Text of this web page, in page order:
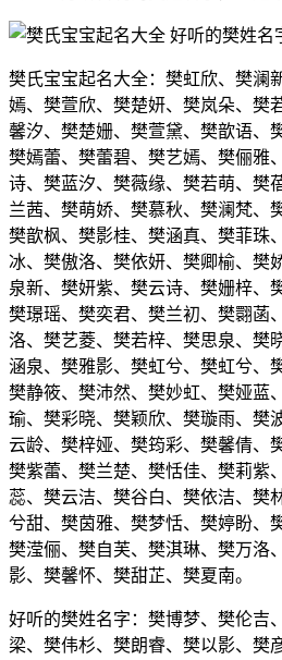
樊氏宝宝起名大全：樊虹欣、樊澜
嫣、樊萱欣、樊楚妍、樊岚朵、樊
馨汐、樊楚姗、樊萱黛、樊歆语、
樊嫣蕾、樊蕾碧、樊艺嫣、樊俪雅
诗、樊蓝汐、樊薇缘、樊若萌、樊
兰茜、樊萌娇、樊慕秋、樊澜梵、
樊歆枫、樊影桂、樊涵真、樊菲珠
冰、樊傲洛、樊依妍、樊卿榆、樊
泉新、樊妍紫、樊云诗、樊姗梓、
樊璟瑶、樊奕君、樊兰初、樊翾菡
洛、樊艺菱、樊若梓、樊思泉、樊
涵泉、樊雅影、樊虹兮、樊虹兮、
樊静筱、樊沛然、樊妙虹、樊娅蓝
瑜、樊彩晓、樊颖欣、樊璇雨、樊
云龄、樊梓娅、樊筠彩、樊馨倩、
樊紫蕾、樊兰楚、樊恬佳、樊莉紫
蕊、樊云洁、樊谷白、樊依洁、樊
兮甜、樊茵雅、樊梦恬、樊婷盼、
樊滢俪、樊自芙、樊淇琳、樊万洛
影、樊馨怀、樊甜芷、樊夏南。
好听的樊姓名字：樊博梦、樊伦吉
梁、樊伟杉、樊朗睿、樊以影、樊